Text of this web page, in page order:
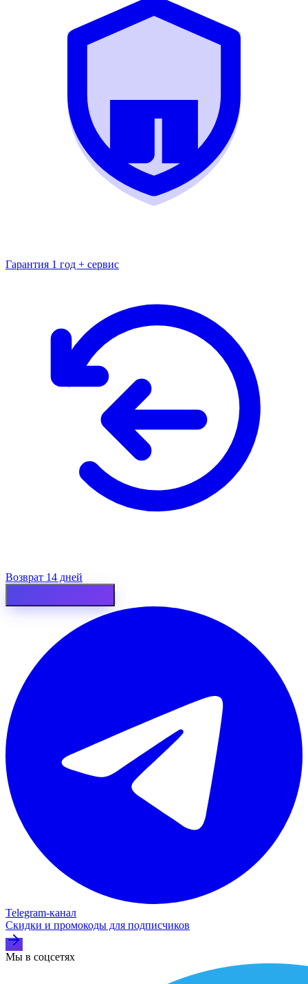
Гарантия 1 год + сервис
Возврат 14 дней
Telegram‑канал
Скидки и промокоды для подписчиков
Мы в соцсетях